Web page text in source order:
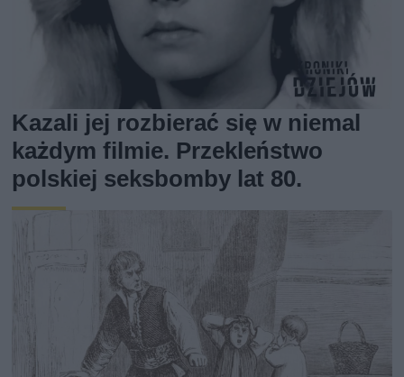
Kazali jej rozbierać się w niemal
każdym filmie. Przekleństwo
polskiej seksbomby lat 80.